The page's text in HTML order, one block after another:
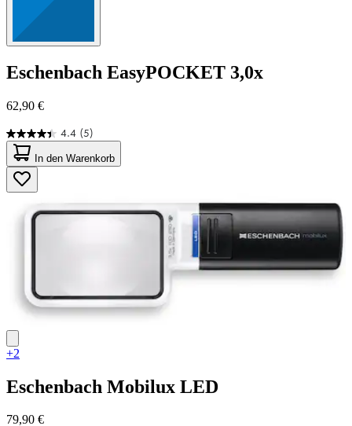
Eschenbach EasyPOCKET 3,0x
62,90 €
4.4 (5)
4.4
von
5
Sternen.
5
Bewertungen
In den Warenkorb
+2
Eschenbach Mobilux LED
79,90 €